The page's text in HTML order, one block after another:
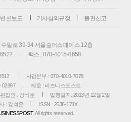
론보도 기사심의규정 불편신고
일로 39-34 서울숲더스페이스 12층
팩스 : 070-4015-8658
사업본부 : 070-4010-7078
02897
제호 : 비즈니스포스트
편집인 : 강석운
발행일자: 2013년 12월 2일
: 강석운
ISSN : 2636-171X
. All rights reserved.